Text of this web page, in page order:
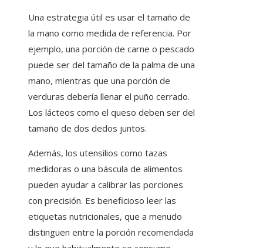
Una estrategia útil es usar el tamaño de
la mano como medida de referencia. Por
ejemplo, una porción de carne o pescado
puede ser del tamaño de la palma de una
mano, mientras que una porción de
verduras debería llenar el puño cerrado.
Los lácteos como el queso deben ser del
tamaño de dos dedos juntos.
Además, los utensilios como tazas
medidoras o una báscula de alimentos
pueden ayudar a calibrar las porciones
con precisión. Es beneficioso leer las
etiquetas nutricionales, que a menudo
distinguen entre la porción recomendada